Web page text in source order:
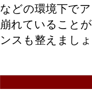
などの環境下で
崩れていること
ンスも整えまし